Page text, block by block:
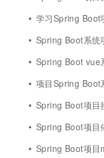
学习Spring Boot
Spring Boot系统
Spring Boot vue
项目Spring Boot
Spring Boot项目
Spring Boot项目
Spring Boot项目